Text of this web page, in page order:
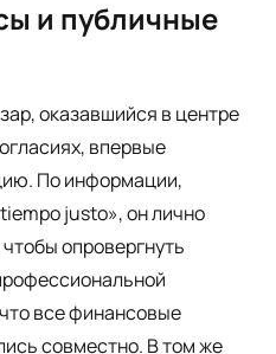
и публичные
оказавшийся в центре
впервые
По информации,
justo», он лично
опровергнуть
все финансовые
совместно. В том же